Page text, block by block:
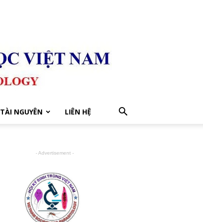
TÀI NGUYÊN LIÊN HỆ
- Advertisement -